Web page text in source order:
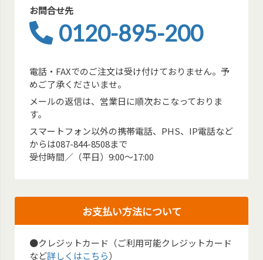
お問合せ先
0120-895-200
電話・FAXでのご注文は受け付けておりません。予
めご了承くださいませ。
メールの返信は、営業日に順次おこなっておりま
す。
スマートフォン以外の携帯電話、PHS、IP電話など
からは087-844-8508まで
受付時間／（平日）9:00～17:00
お支払い方法について
●クレジットカード（ご利用可能クレジットカード
など詳しくはこちら）